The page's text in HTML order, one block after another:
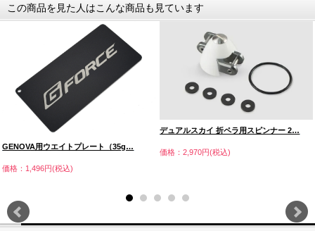
この商品を見た人はこんな商品も見ています
GENOVA用ウエイトプレート（35g…
価格：1,496円(税込)
デュアルスカイ 折ペラ用スピンナー 2…
価格：2,970円(税込)